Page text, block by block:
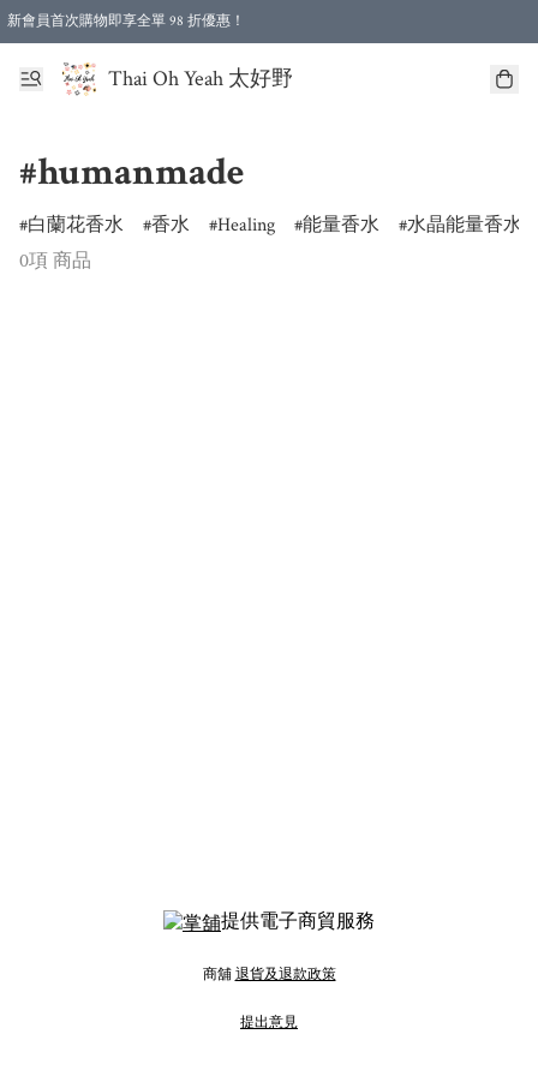
新會員首次購物即享全單 98 折優惠！
特選會員可享全單低至 96 折優惠！
Thai Oh Yeah 太好野
#humanmade
白蘭花香水 香水 Healing 能量香水
水晶能量香水
0項 商品
提供電子商貿服務
商舖 退貨及退款政策
提出意見